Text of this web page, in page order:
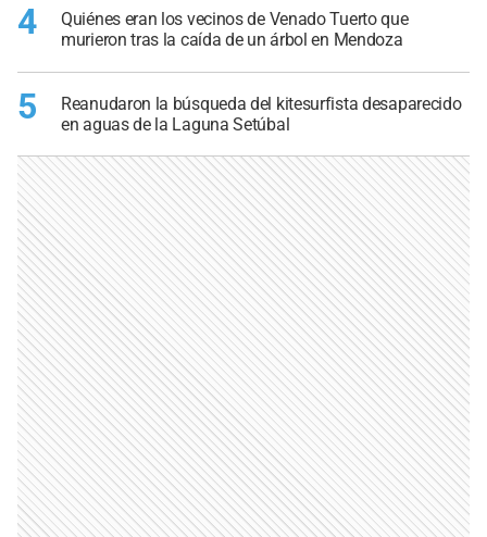
4
Quiénes eran los vecinos de Venado Tuerto que
murieron tras la caída de un árbol en Mendoza
5
Reanudaron la búsqueda del kitesurfista desaparecido
en aguas de la Laguna Setúbal